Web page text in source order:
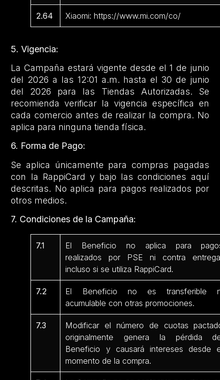
2.64 Xiaomi: https://www.mi.com/co/
5. Vigencia:
La Campaña estará vigente desde el 1 de junio
del 2026 a las 12:01 a.m. hasta el 30 de junio
del 2026 para las Tiendas Autorizadas. Se
recomienda verificar la vigencia específica en
cada comercio antes de realizar la compra. No
aplica para ninguna tienda física.
6. Forma de Pago:
Se aplica únicamente para compras pagadas
con la RappiCard y bajo las condiciones aquí
descritas. No aplica para pagos realizados por
otros medios.
7. Condiciones de la Campaña:
7.1
El Beneficio no aplica para
realizados por PSE ni contra
incluso si se utiliza RappiCard.
7.2
El Beneficio no es transferible
acumulable con otras promociones.
7.3
Modificar el número de cuotas
originalmente genera la pérdida
Beneficio y causará intereses desde
momento de la compra.